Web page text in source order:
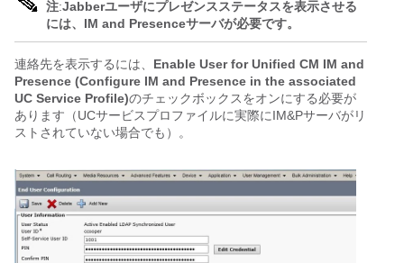
注:Jabberユーザにプレゼンスステータスを表示させる
には、IM and Presenceサーバが必要です。
連絡先を表示するには、 Enable User for Unified CM IM and
Presence (Configure IM and Presence in the associated
UC Service Profile)のチェックボックスをオンにする必要が
あります（UCサービスプロファイルに実際にIM&Pサーバがリ
ストされていない場合でも）。